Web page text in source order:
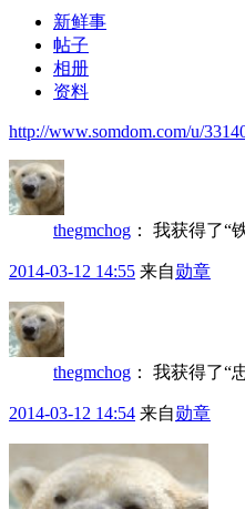
新鲜事
帖子
相册
资料
http://www.somdom.com/u/
thegmchog ： 我获得了“
2014-03-12 14:55 来自勋章
thegmchog ： 我获得了“
2014-03-12 14:54 来自勋章